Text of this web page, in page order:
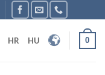
HR HU 0